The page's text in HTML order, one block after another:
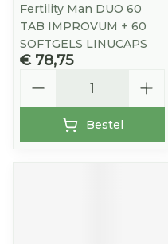
Fertility Man DUO 60
TAB IMPROVUM + 60
SOFTGELS LINUCAPS
€ 78,75
Bestel